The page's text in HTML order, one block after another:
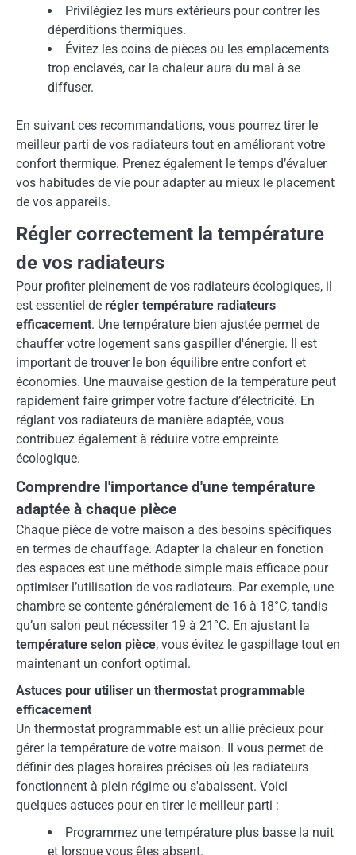
Privilégiez les murs extérieurs pour contrer les
déperditions thermiques.
Évitez les coins de pièces ou les emplacements
trop enclavés, car la chaleur aura du mal à se
diffuser.
En suivant ces recommandations, vous pourrez tirer le
meilleur parti de vos radiateurs tout en améliorant votre
confort thermique. Prenez également le temps d’évaluer
vos habitudes de vie pour adapter au mieux le placement
de vos appareils.
Régler correctement la température
de vos radiateurs
Pour profiter pleinement de vos radiateurs écologiques, il
est essentiel de régler température radiateurs
efficacement. Une température bien ajustée permet de
chauffer votre logement sans gaspiller d'énergie. Il est
important de trouver le bon équilibre entre confort et
économies. Une mauvaise gestion de la température peut
rapidement faire grimper votre facture d’électricité. En
réglant vos radiateurs de manière adaptée, vous
contribuez également à réduire votre empreinte
écologique.
Comprendre l'importance d'une température
adaptée à chaque pièce
Chaque pièce de votre maison a des besoins spécifiques
en termes de chauffage. Adapter la chaleur en fonction
des espaces est une méthode simple mais efficace pour
optimiser l’utilisation de vos radiateurs. Par exemple, une
chambre se contente généralement de 16 à 18°C, tandis
qu’un salon peut nécessiter 19 à 21°C. En ajustant la
température selon pièce, vous évitez le gaspillage tout en
maintenant un confort optimal.
Astuces pour utiliser un thermostat programmable
efficacement
Un thermostat programmable est un allié précieux pour
gérer la température de votre maison. Il vous permet de
définir des plages horaires précises où les radiateurs
fonctionnent à plein régime ou s'abaissent. Voici
quelques astuces pour en tirer le meilleur parti :
Programmez une température plus basse la nuit
et lorsque vous êtes absent.